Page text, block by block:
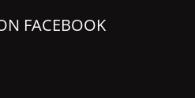
FACEBOOK